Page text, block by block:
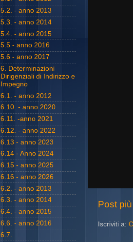
Post
Iscriviti a:
5.2. - anno 2013
5.3. - anno 2014
5.4. - anno 2015
5.5 - anno 2016
5.6 - anno 2017
6. Determinazioni
Dirigenziali di Indirizzo e
Impegno
6.1. - anno 2012
6.10. - anno 2020
6.11. -anno 2021
6.12. - anno 2022
6.13 - anno 2023
6.14 - Anno 2024
6.15 - anno 2025
6.16 - anno 2026
6.2. - anno 2013
6.3. - anno 2014
6.4. - anno 2015
6.6. - anno 2016
6.7.